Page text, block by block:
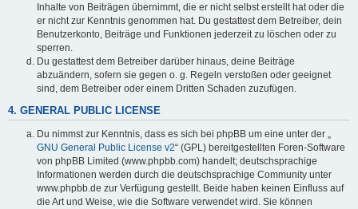
Inhalte von Beiträgen übernimmt, die er nicht selbst erstellt hat oder die
er nicht zur Kenntnis genommen hat. Du gestattest dem Betreiber, dein
Benutzerkonto, Beiträge und Funktionen jederzeit zu löschen oder zu
sperren.
Du gestattest dem Betreiber darüber hinaus, deine Beiträge
abzuändern, sofern sie gegen o. g. Regeln verstoßen oder geeignet
sind, dem Betreiber oder einem Dritten Schaden zuzufügen.
4. GENERAL PUBLIC LICENSE
Du nimmst zur Kenntnis, dass es sich bei phpBB um eine unter der „
GNU General Public License v2“ (GPL) bereitgestellten Foren-Software
von phpBB Limited (www.phpbb.com) handelt; deutschsprachige
Informationen werden durch die deutschsprachige Community unter
www.phpbb.de zur Verfügung gestellt. Beide haben keinen Einfluss auf
die Art und Weise, wie die Software verwendet wird. Sie können